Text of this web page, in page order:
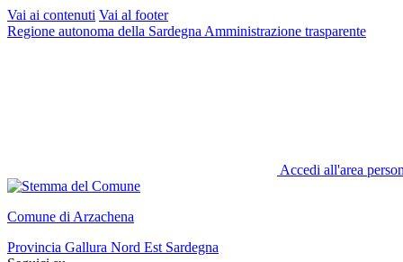
Vai ai contenuti Vai al footer
Regione autonoma della Sardegna Amministrazione trasparente
Accedi all'area
Comune di Arzachena
Provincia Gallura Nord Est Sardegna